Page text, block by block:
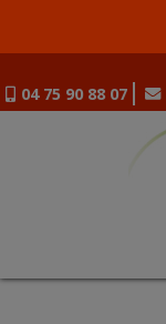
04 75 90 88 07